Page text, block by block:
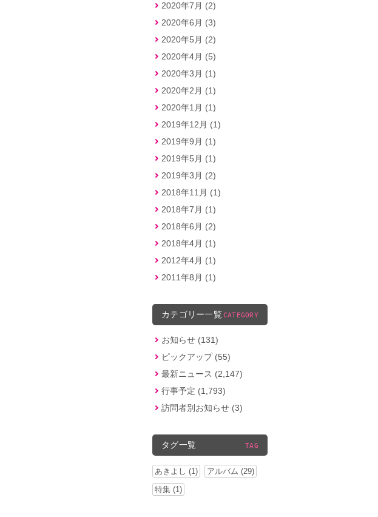
2020年7月 (2)
2020年6月 (3)
2020年5月 (2)
2020年4月 (5)
2020年3月 (1)
2020年2月 (1)
2020年1月 (1)
2019年12月 (1)
2019年9月 (1)
2019年5月 (1)
2019年3月 (2)
2018年11月 (1)
2018年7月 (1)
2018年6月 (2)
2018年4月 (1)
2012年4月 (1)
2011年8月 (1)
カテゴリー一覧 CATEGORY
お知らせ (131)
ピックアップ (55)
最新ニュース (2,147)
行事予定 (1,793)
訪問者別お知らせ (3)
タグ一覧 TAG
あきよし (1)
アルバム (29)
特集 (1)